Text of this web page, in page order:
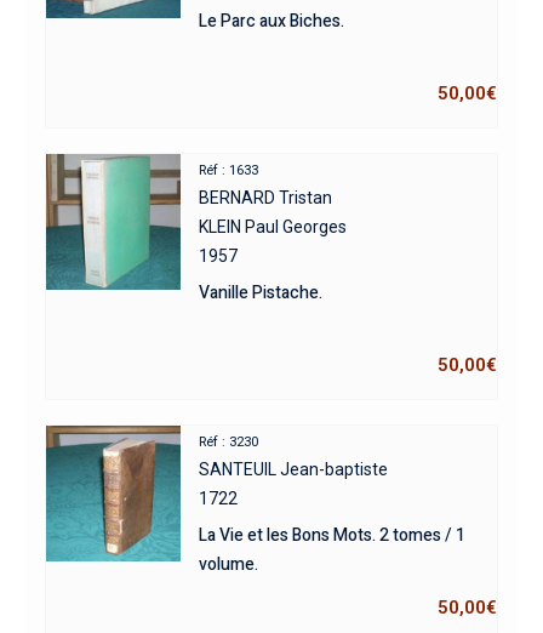
Le Parc aux Biches.
50,00€
Réf : 1633
BERNARD Tristan
KLEIN Paul Georges
1957
Vanille Pistache.
50,00€
Réf : 3230
SANTEUIL Jean-baptiste
1722
La Vie et les Bons Mots. 2 tomes / 1
volume.
50,00€